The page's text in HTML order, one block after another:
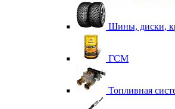
Шины, диски,
ГСМ
Топливная